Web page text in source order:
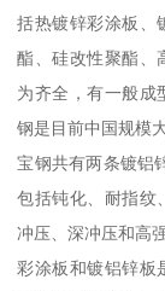
括热镀锌彩涂板、
酯、硅改性聚酯、
为齐全，有一般成
钢是目前中国规模
宝钢共有两条镀铝
包括钝化、耐指纹
冲压、深冲压和高
彩涂板和镀铝锌板